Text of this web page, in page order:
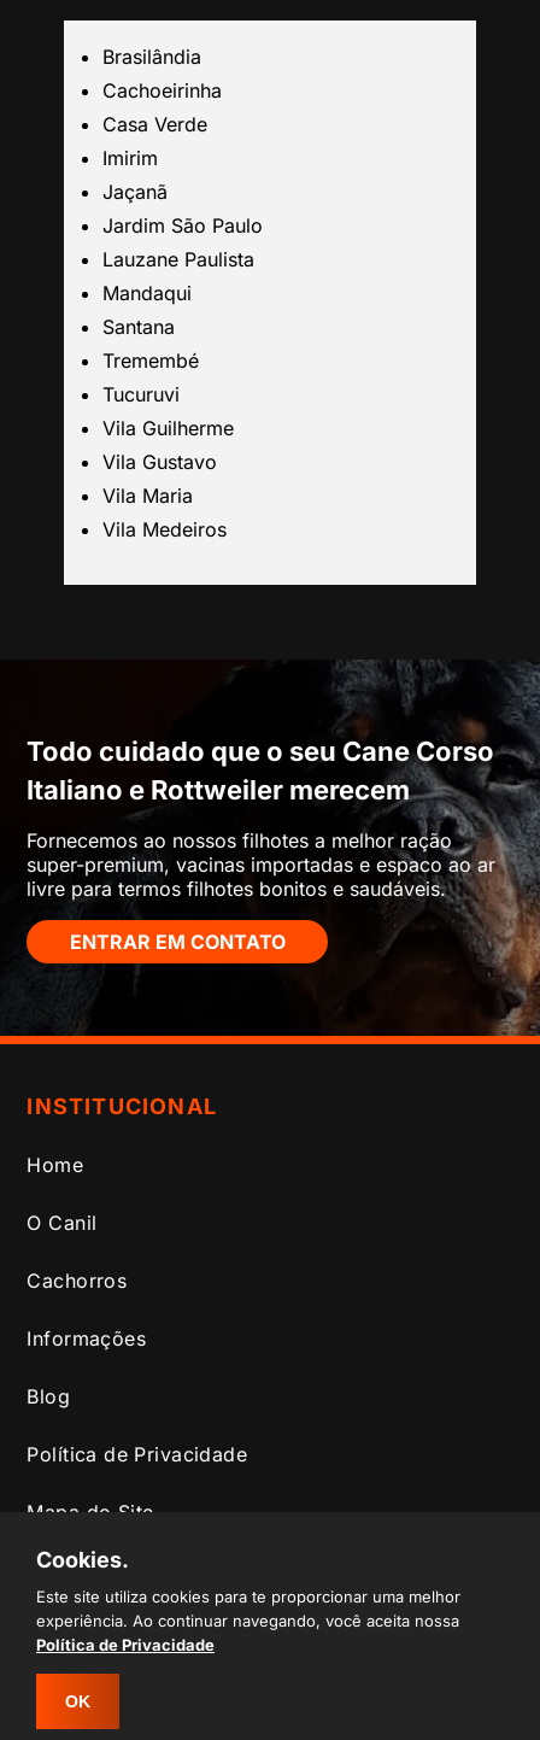
Grande São Paulo
São Caetano
Brasilândia
Cachoeirinha
Casa Verde
Imirim
Jaçanã
Jardim São Paulo
Lauzane Paulista
Mandaqui
Santana
Tremembé
Tucuruvi
Vila Guilherme
Vila Gustavo
Vila Maria
Vila Medeiros
Todo cuidado que o seu Cane Corso
Italiano e Rottweiler merecem
Fornecemos ao nossos filhotes a melhor ração
super-premium, vacinas importadas e espaco ao ar
livre para termos filhotes bonitos e saudáveis.
ENTRAR EM CONTATO
INSTITUCIONAL
Home
O Canil
Cachorros
Informações
Blog
Política de Privacidade
Mapa do Site
RAÇAS
Canil Corso
Cookies.
Este site utiliza cookies para te proporcionar uma melhor
experiência. Ao continuar navegando, você aceita nossa
Política de Privacidade
OK